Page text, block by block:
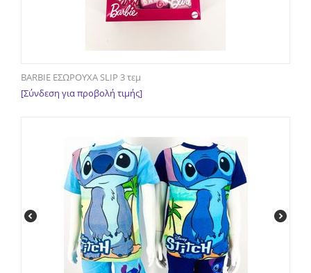
BARBIE ΕΣΩΡΟΥΧΑ SLIP 3 τεμ
[Σύνδεση για προβολή τιμής]